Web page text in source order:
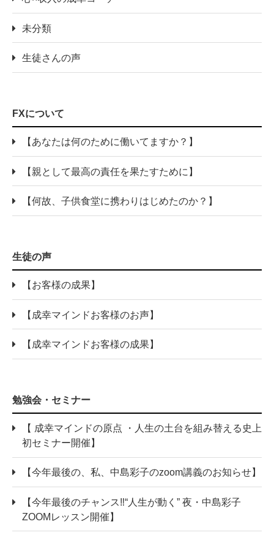
未分類
生徒さんの声
FXについて
【あなたは何のために働いてますか？】
【親として最高の責任を果たすために】
【何故、子供食堂に携わりはじめたのか？】
生徒の声
【お客様の成果】
【成幸マインドお客様のお声】
【成幸マインドお客様の成果】
勉強会・セミナー
【 成幸マインドの原点 ・人生の土台を組み替える史上
初セミナー開催】
【今年最後の、私、中島彩子のzoom講義のお知らせ】
【今年最後のチャンス‼“人生が動く” 夜・中島彩子
ZOOMレッスン開催】